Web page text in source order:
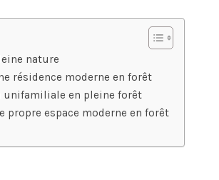
nature
résidence moderne en forêt
unifamiliale en pleine forêt
propre espace moderne en forêt